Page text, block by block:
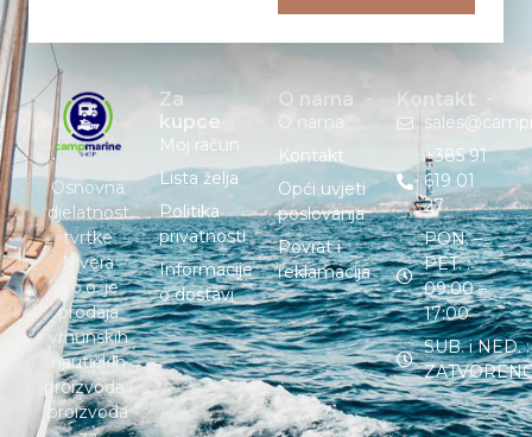
Osnovna
djelatnost
tvrtke
Nivera
d.o.o. je
prodaja
vrhunskih
nautičkih
proizvoda i
proizvoda
Za
kupce
Moj račun
Lista želja
Politika
privatnosti
Informacije
o dostavi
O nama
O nama
Kontakt
Opći uvjeti
poslovanja
Povrat i
reklamacija
Kontakt
+385 91
619 01
27
PON. –
PET. :
09:00 –
17:00
SUB. i NED. :